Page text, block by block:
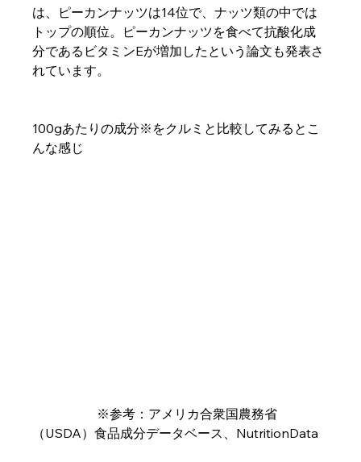
は、ピーカンナッツは14位で、ナッツ類の中では
トップの順位。ピーカンナッツを食べて抗酸化成
分であるビタミンEが増加したという論文も発表さ
れています。
100gあたりの成分※をクルミと比較してみるとこ
んな感じ
※参考：アメリカ合衆国農務省
（USDA）食品成分データベース、NutritionData